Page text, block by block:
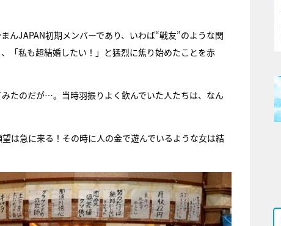
んJAPAN初期メンバーであり、いわば“戦友”のような関
「私も超結婚したい！」と猛烈に焦り始めたことを赤
たのだが…。当時羽振りよく飲んでいた人たちは、なん
は急に来る！その時に人の金で遊んでいるような女は結